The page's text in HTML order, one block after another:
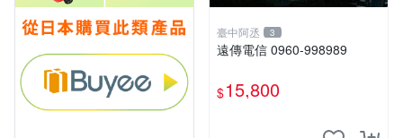
臺中阿丞 3
遠傳電信 0960-998989
$15,800